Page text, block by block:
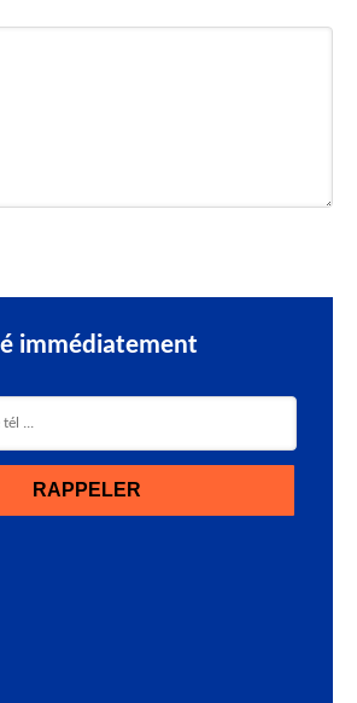
immédiatement